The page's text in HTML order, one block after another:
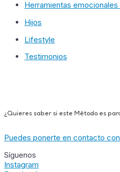
Herramientas
Hijos
Lifestyle
Testimonios
¿Quieres saber si este Método es
Puedes ponerte en contacto
Síguenos
Instagram